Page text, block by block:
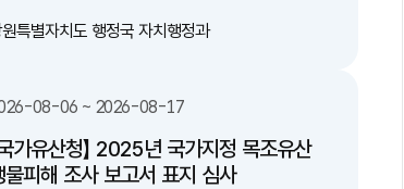
시
환 기
하여
일정 지역 시범 적용후 제도 완성 다. 기존 도로
소 라. 예산 절감(산불 발생으로 인한 막대한
피해액에 비해 한지형 식물 식재 비용이 저렴)
특별자치도 행정국 자치행정과
08-06 ~ 2026-08-17
국가유산청】 2025년 국가지정 목조유산
물피해 조사 보고서 표지 심사